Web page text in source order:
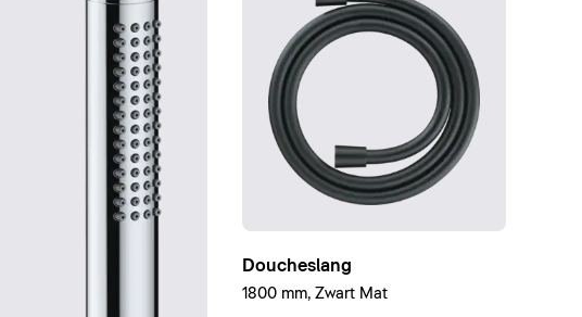
Doucheslang
1800 mm, Zwart Mat